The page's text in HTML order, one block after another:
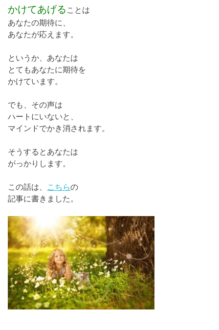
かけてあげる ことは
あなたの期待に、
あなたが応えます。
というか、あなたは
とてもあなたに期待を
かけています。
でも、その声は
ハートにいないと、
マインドでかき消されます。
そうするとあなたは
がっかりします。
この話は、 こちらの
記事に書きました。